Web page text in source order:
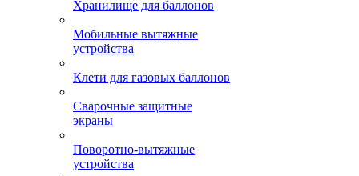
Хранилище для баллонов
Мобильные вытяжные
устройства
Клети для газовых баллонов
Сварочные защитные
экраны
Поворотно-вытяжные
устройства